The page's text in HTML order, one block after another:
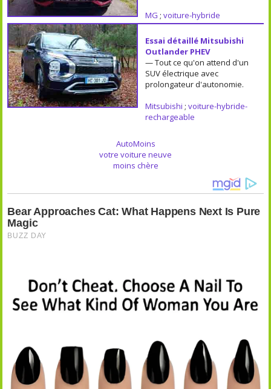
MG ; voiture-hybride
Essai détaillé Mitsubishi
Outlander PHEV
— Tout ce qu'on attend d'un
SUV électrique avec
prolongateur d'autonomie.
Mitsubishi ; voiture-hybride-
rechargeable
AutoMoins
votre voiture neuve
moins chère